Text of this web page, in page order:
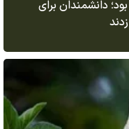
بود؛ دانشمندان برای